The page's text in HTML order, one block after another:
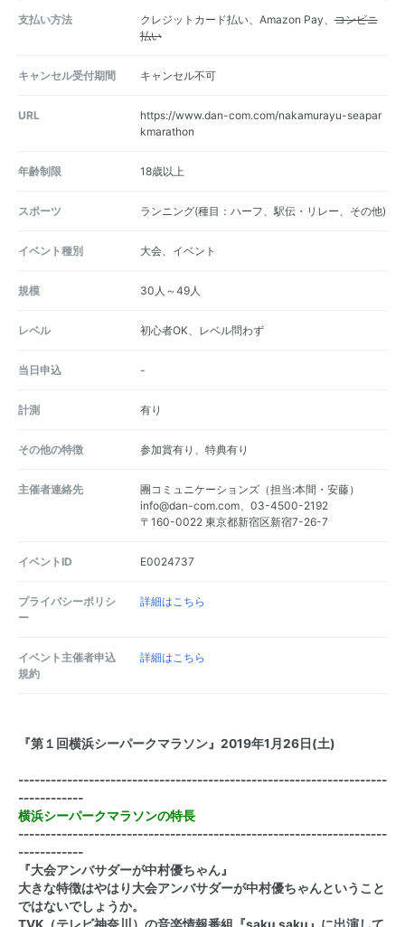
支払い方法 クレジットカード払い、Amazon Pay、コンビニ
払い
キャンセル受付期間 キャンセル不可
URL
https://www.dan-com.com/nakamurayu-seapar
kmarathon
年齢制限 18歳以上
スポーツ ランニング(種目：ハーフ、駅伝・リレー、その他)
イベント種別 大会、イベント
規模 30人～49人
レベル 初心者OK、レベル問わず
当日申込 -
計測 有り
その他の特徴 参加賞有り、特典有り
主催者連絡先
團コミュニケーションズ（担当:本間・安藤）
info@dan-com.com、03-4500-2192
〒160-0022 東京都新宿区新宿7-26-7
イベントID E0024737
プライバシーポリシ
ー
詳細はこちら
イベント主催者申込
規約
詳細はこちら
『第１ 回横浜シーパークマラソン』 2019年1 月 26日 (土)
--------------------------------------------------------------------
------------
横浜シーパークマラソンの特長
--------------------------------------------------------------------
------------
『大会アンバサダーが中村優ちゃん』
大きな特徴はやはり大会アンバサダーが中村優ちゃんということ
ではないでしょうか。